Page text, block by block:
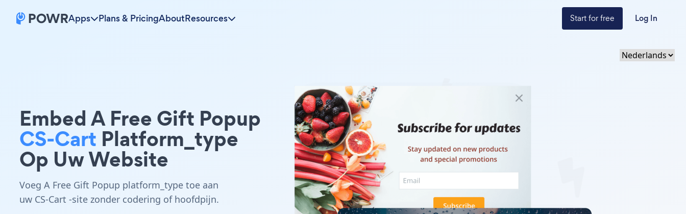
Apps Plans & PricingAboutResources Start for free Log In
Embed A Free Gift Popup
CS-Cart Platform_type
Op Uw Website
Voeg A Free Gift Popup platform_type toe aan
uw CS-Cart -site zonder codering of hoofdpijn.